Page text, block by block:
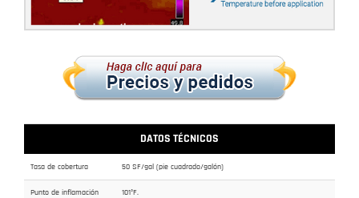
DATOS TÉCNICOS
Tasa de cobertura 50 SF/gal (pie cuadrado/galón)
Punto de inflamación 101°F.